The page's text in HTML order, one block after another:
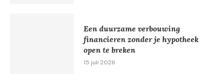
Een duurzame verbouwing
financieren zonder je hypotheek
open te breken
15 juli 2026